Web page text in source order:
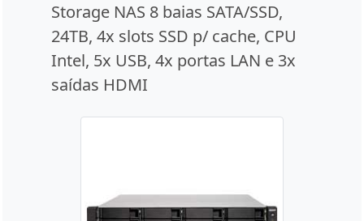
Storage NAS 8 baias SATA/SSD,
24TB, 4x slots SSD p/ cache, CPU
Intel, 5x USB, 4x portas LAN e 3x
saídas HDMI